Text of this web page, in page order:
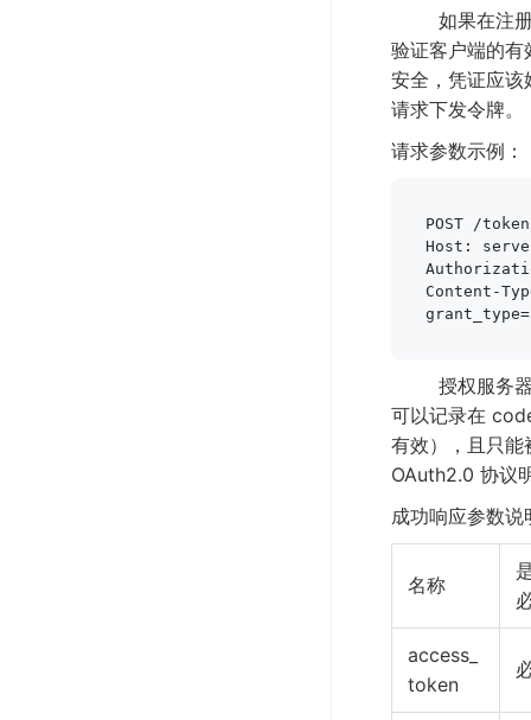
如果在注册应
验证客户端的有
安全，凭证应
请求下发令牌。
请求参数示例：
POST /
Host:
Content-
授权服务器需
可以记录在
有效），且只
OAuth2.0 协议
成功响应参数说
名称
access_
token